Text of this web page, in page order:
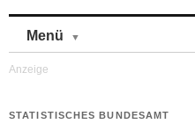
Menü
STATISTISCHES BUNDESAMT